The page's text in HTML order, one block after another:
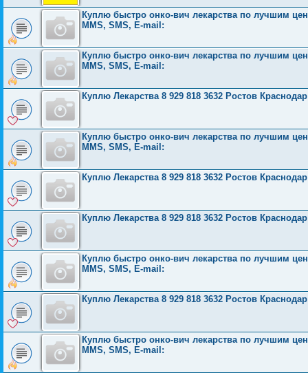
Куплю быстро онко-вич лекарства по лучшим
MMS, SMS, E-mail:
Куплю быстро онко-вич лекарства по лучшим
MMS, SMS, E-mail:
Куплю Лекарства 8 929 818 3632 Ростов
Куплю быстро онко-вич лекарства по лучшим
MMS, SMS, E-mail:
Куплю Лекарства 8 929 818 3632 Ростов
Куплю Лекарства 8 929 818 3632 Ростов
Куплю быстро онко-вич лекарства по лучшим
MMS, SMS, E-mail:
Куплю Лекарства 8 929 818 3632 Ростов
Куплю быстро онко-вич лекарства по лучшим
MMS, SMS, E-mail: